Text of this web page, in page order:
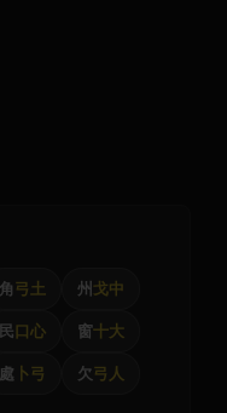
角弓土 州 戈中
民口心 窗十大
處 卜弓 欠弓人